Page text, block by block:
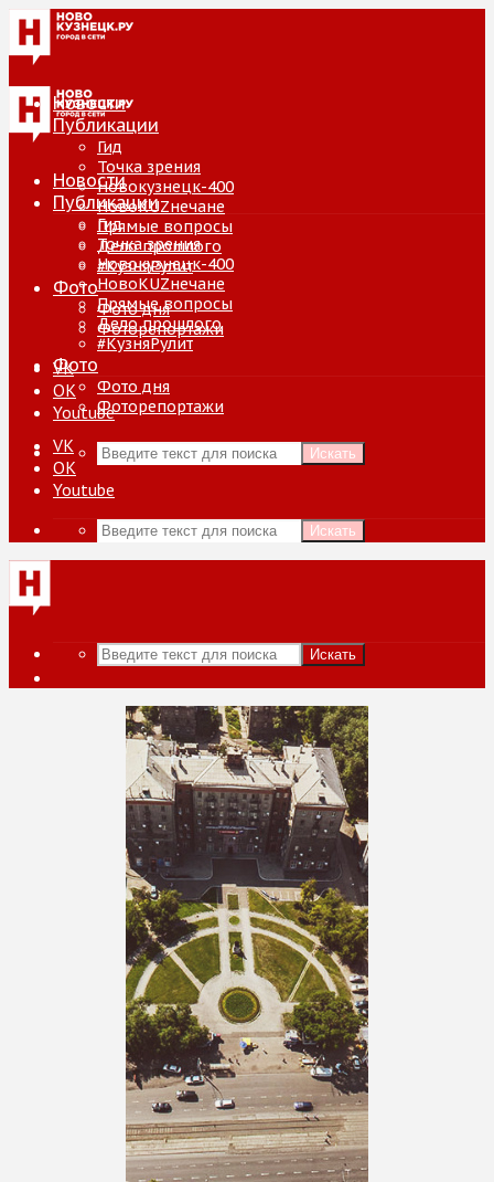
Новости
Публикации
Гид
Точка зрения
Новокузнецк-400
НовоKUZнечане
Прямые вопросы
Дело прошлого
#КузняРулит
Фото
Фото дня
Фоторепортажи
VK
ОК
Youtube
Искать
Новости
Публикации
Гид
Точка зрения
Новокузнецк-400
НовоKUZнечане
Прямые вопросы
Дело прошлого
#КузняРулит
Фото
Фото дня
Фоторепортажи
VK
ОК
Youtube
Искать
Искать